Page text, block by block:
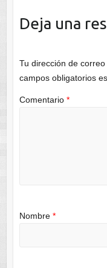
Deja una
Tu dirección de
campos obligatorios
Comentario *
Nombre *